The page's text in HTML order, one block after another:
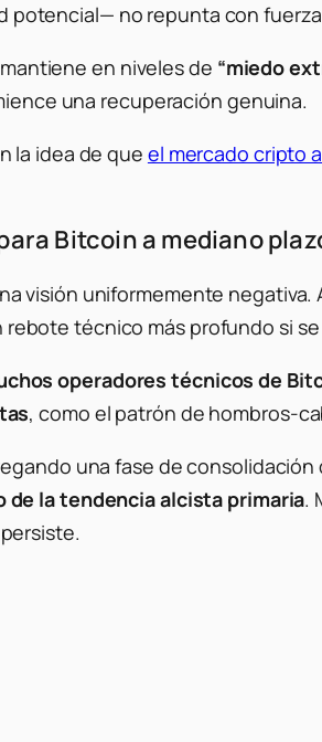
potencial— no repunta con
en niveles de “miedo
una recuperación genuina.
la idea de que el mercado cripto
Bitcoin a mediano
visión uniformemente
técnico más profundo si
operadores técnicos de
, como el patrón de hombros-
una fase de
la tendencia alcista primaria.